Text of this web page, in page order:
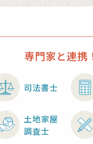
専門家と連携
司法書士
土地家屋
調査士